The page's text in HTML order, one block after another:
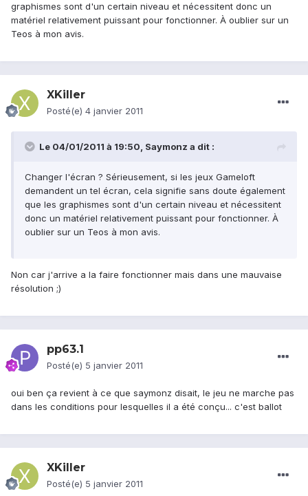
graphismes sont d'un certain niveau et nécessitent donc un
matériel relativement puissant pour fonctionner. À oublier sur un
Teos à mon avis.
XKiller
Posté(e) 4 janvier 2011
Le 04/01/2011 à 19:50, Saymonz a dit :
Changer l'écran ? Sérieusement, si les jeux Gameloft
demandent un tel écran, cela signifie sans doute également
que les graphismes sont d'un certain niveau et nécessitent
donc un matériel relativement puissant pour fonctionner. À
oublier sur un Teos à mon avis.
Non car j'arrive a la faire fonctionner mais dans une mauvaise
résolution ;)
pp63.1
Posté(e) 5 janvier 2011
oui ben ça revient à ce que saymonz disait, le jeu ne marche pas
dans les conditions pour lesquelles il a été conçu... c'est ballot
XKiller
Posté(e) 5 janvier 2011